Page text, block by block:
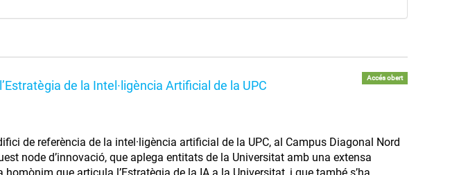
de la Intel·ligència Artificial de la UPC
Accés obert
de referència de la intel·ligència artificial de la UPC, al Campus Diagonal Nord
node d’innovació, que aplega entitats de la Universitat amb una extensa